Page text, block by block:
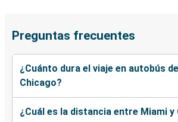
Preguntas frecuentes
¿Cuánto dura el viaje en autobús
Chicago?
¿Cuál es la distancia entre Miami y